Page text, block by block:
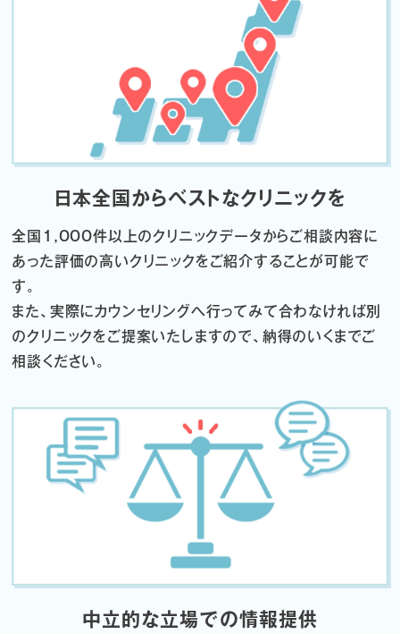
日本全国からベストなクリニックを
全国1,000件以上のクリニックデータからご相談内容に
あった評価の高いクリニックをご紹介することが可能で
す。
また、実際にカウンセリングへ行ってみて合わなければ別
のクリニックをご提案いたしますので、納得のいくまでご
相談ください。
中立的な立場での情報提供